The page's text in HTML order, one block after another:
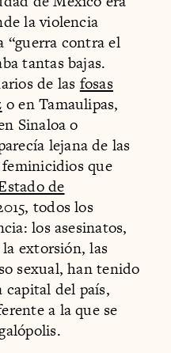
la violencia
“guerra contra el
tantas bajas.
de las fosas
o en Tamaulipas,
Sinaloa o
lejana de las
que
de
todos los
los asesinatos,
extorsión, las
sexual, han tenido
capital del país,
a la que se